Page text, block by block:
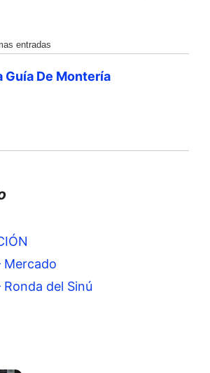
entradas
Guía De Montería
Mercado
del Sinú